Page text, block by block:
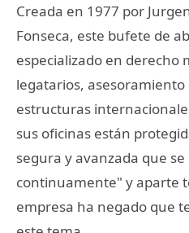
Creada en 1977 por
Fonseca, este bufete de
especializado en derecho
legatarios, asesoramiento
estructuras
sus oficinas están
segura y avanzada que
continuamente" y aparte
empresa ha negado que